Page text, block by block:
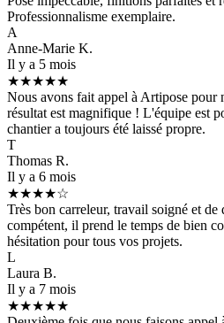
Professionnalisme exemplaire.
A
Anne-Marie K.
Il y a 5 mois
★★★★★
Nous avons fait appel à Artipose pour
résultat est magnifique ! L'équipe est
chantier a toujours été laissé propre.
T
Thomas R.
Il y a 6 mois
★★★★☆
Très bon carreleur, travail soigné et
compétent, il prend le temps de bien
hésitation pour tous vos projets.
L
Laura B.
Il y a 7 mois
★★★★★